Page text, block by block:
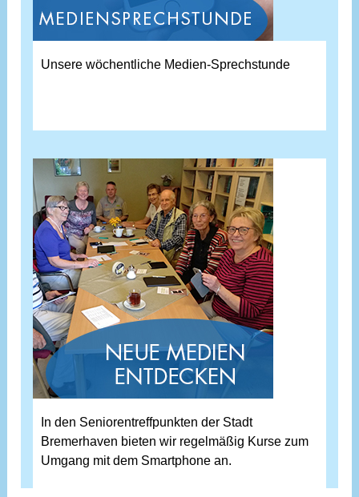
Unsere wöchentliche Medien-Sprechstunde
In den Seniorentreffpunkten der Stadt
Bremerhaven bieten wir regelmäßig Kurse zum
Umgang mit dem Smartphone an.